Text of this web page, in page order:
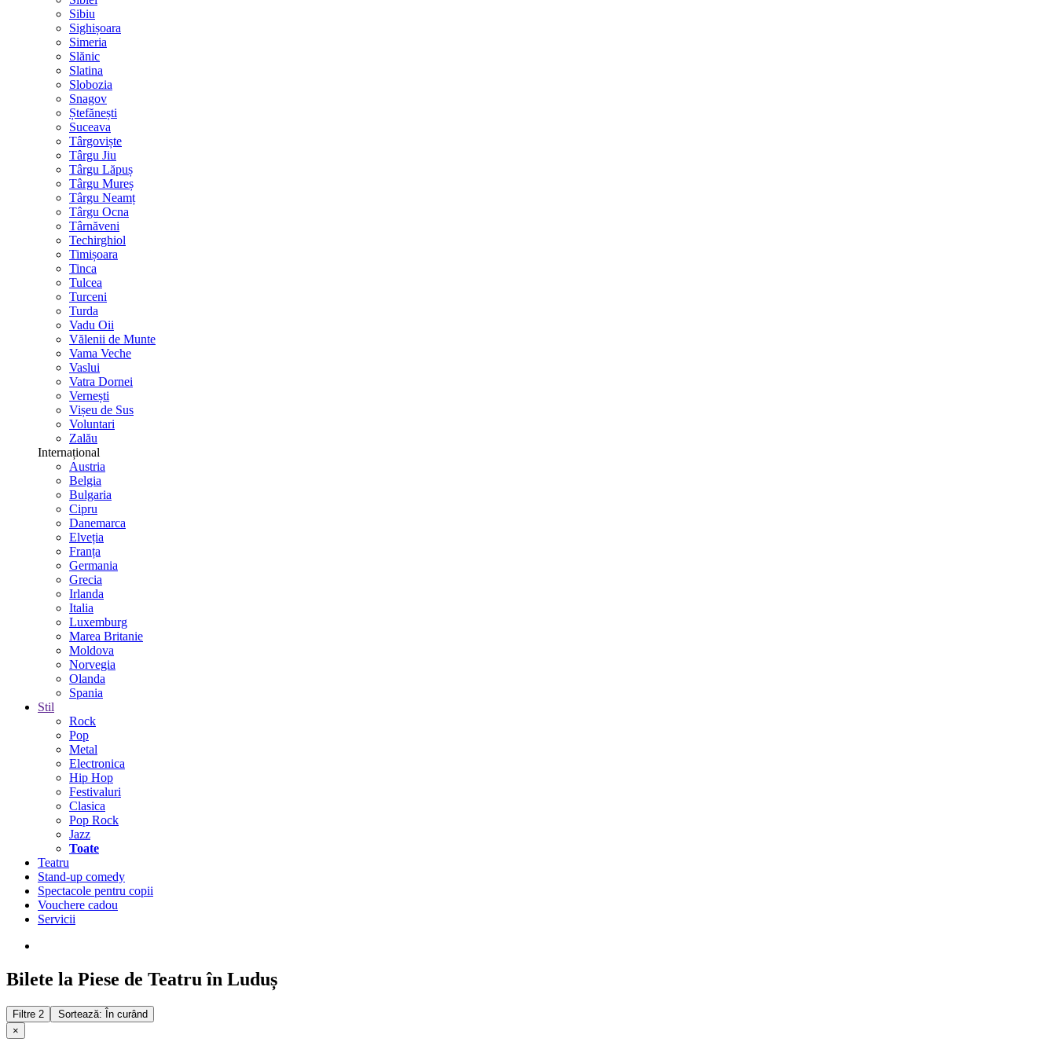
Sibiu
Sighișoara
Simeria
Slănic
Slatina
Slobozia
Snagov
Ștefănești
Suceava
Târgoviște
Târgu Jiu
Târgu Lăpuș
Târgu Mureș
Târgu Neamț
Târgu Ocna
Târnăveni
Techirghiol
Timișoara
Tinca
Tulcea
Turceni
Turda
Vadu Oii
Vălenii de Munte
Vama Veche
Vaslui
Vatra Dornei
Vernești
Vișeu de Sus
Voluntari
Zalău
Internațional
Austria
Belgia
Bulgaria
Cipru
Danemarca
Elveția
Franța
Germania
Grecia
Irlanda
Italia
Luxemburg
Marea Britanie
Moldova
Norvegia
Olanda
Spania
Stil
Rock
Pop
Metal
Electronica
Hip Hop
Festivaluri
Clasica
Pop Rock
Jazz
Toate
Teatru
Stand-up comedy
Spectacole pentru copii
Vouchere cadou
Servicii
Bilete la Piese de Teatru în Luduș
Filtre 2
Sortează: În curând
×